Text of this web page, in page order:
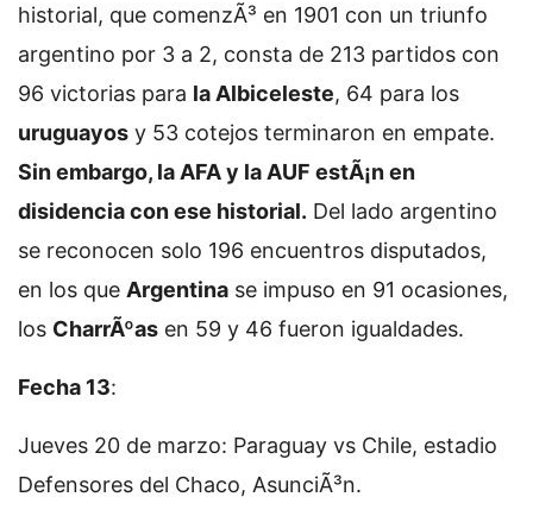
historial, que comenzÃ³ en 1901 con un triunfo
argentino por 3 a 2, consta de 213 partidos con
96 victorias para la Albiceleste, 64 para los
uruguayos y 53 cotejos terminaron en empate.
Sin embargo, la AFA y la AUF estÃ¡n en
disidencia con ese historial. Del lado argentino
se reconocen solo 196 encuentros disputados,
en los que Argentina se impuso en 91 ocasiones,
los CharrÃºas en 59 y 46 fueron igualdades.
Fecha 13:
Jueves 20 de marzo: Paraguay vs Chile, estadio
Defensores del Chaco, AsunciÃ³n.